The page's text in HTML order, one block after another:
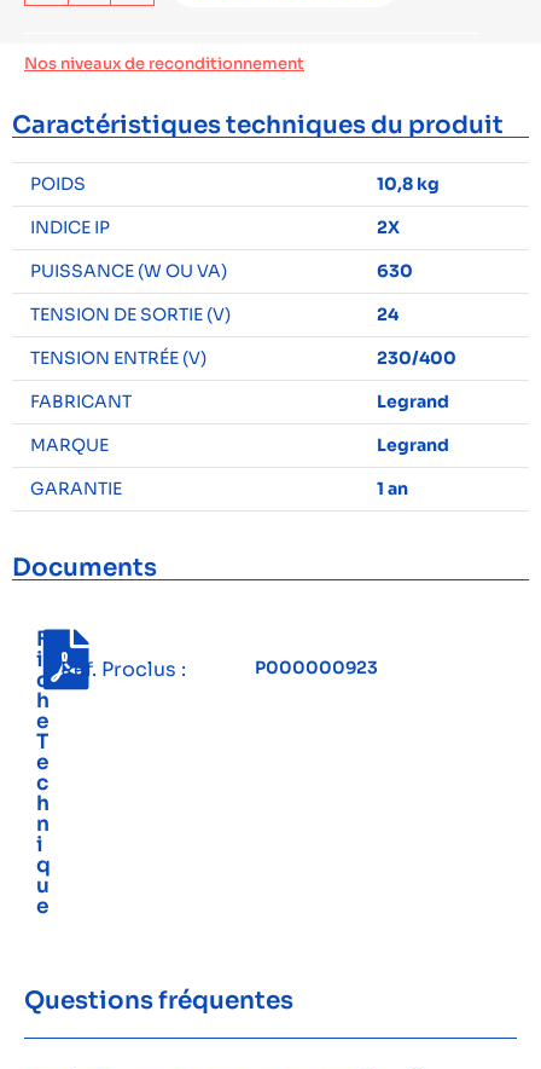
Nos niveaux de reconditionnement
Caractéristiques techniques du produit
POIDS
10,8 kg
INDICE IP
2X
PUISSANCE (W OU VA)
630
TENSION DE SORTIE (V)
24
TENSION ENTRÉE (V)
230/400
FABRICANT
Legrand
MARQUE
Legrand
GARANTIE
1 an
Documents
F
i
c
h
e
T
e
c
h
n
i
q
u
e
Réf. Proclus : P000000923
Questions fréquentes